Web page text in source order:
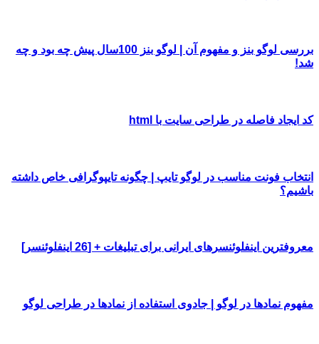
بررسی لوگو بنز و مفهوم آن | لوگو بنز 100سال پیش چه بود و چه
شد!
کد ایجاد فاصله در طراحی سایت با html
انتخاب فونت مناسب در لوگو تایپ | چگونه تایپوگرافی خاص داشته
باشیم؟
معروفترین اینفلوئنسرهای ایرانی برای تبلیغات + [26 اینفلوئنسر]
مفهوم نمادها در لوگو | جادوی استفاده از نمادها در طراحی لوگو